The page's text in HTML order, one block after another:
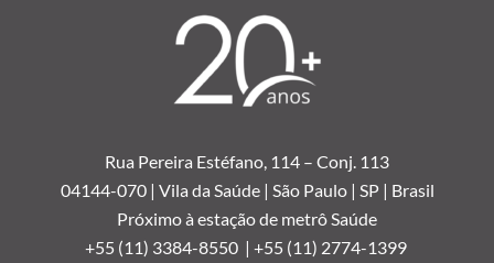
Rua Pereira Estéfano, 114 – Conj. 113
04144-070 | Vila da Saúde | São Paulo | SP | Brasil
Próximo à estação de metrô Saúde
+55 (11) 3384-8550 | +55 (11) 2774-1399